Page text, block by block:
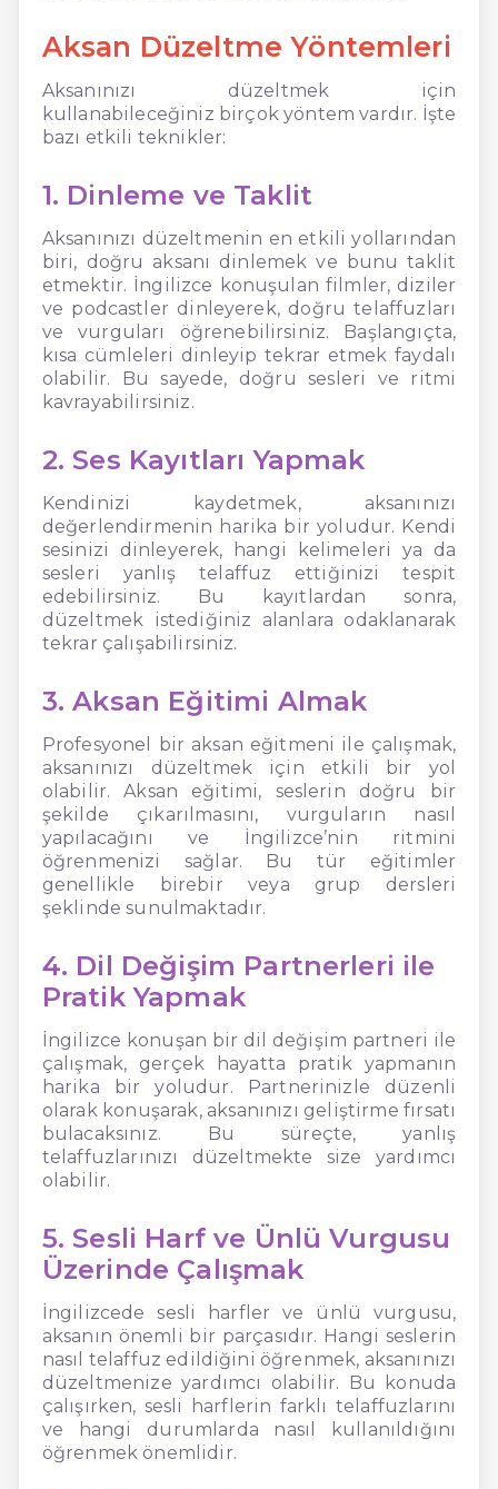
Aksan Düzeltme Yöntemleri
Aksanınızı düzeltmek için
kullanabileceğiniz birçok yöntem vardır. İşte
bazı etkili teknikler:
1. Dinleme ve Taklit
Aksanınızı düzeltmenin en etkili yollarından
biri, doğru aksanı dinlemek ve bunu taklit
etmektir. İngilizce konuşulan filmler, diziler
ve podcastler dinleyerek, doğru telaffuzları
ve vurguları öğrenebilirsiniz. Başlangıçta,
kısa cümleleri dinleyip tekrar etmek faydalı
olabilir. Bu sayede, doğru sesleri ve ritmi
kavrayabilirsiniz.
2. Ses Kayıtları Yapmak
Kendinizi kaydetmek, aksanınızı
değerlendirmenin harika bir yoludur. Kendi
sesinizi dinleyerek, hangi kelimeleri ya da
sesleri yanlış telaffuz ettiğinizi tespit
edebilirsiniz. Bu kayıtlardan sonra,
düzeltmek istediğiniz alanlara odaklanarak
tekrar çalışabilirsiniz.
3. Aksan Eğitimi Almak
Profesyonel bir aksan eğitmeni ile çalışmak,
aksanınızı düzeltmek için etkili bir yol
olabilir. Aksan eğitimi, seslerin doğru bir
şekilde çıkarılmasını, vurguların nasıl
yapılacağını ve İngilizce’nin ritmini
öğrenmenizi sağlar. Bu tür eğitimler
genellikle birebir veya grup dersleri
şeklinde sunulmaktadır.
4. Dil Değişim Partnerleri ile
Pratik Yapmak
İngilizce konuşan bir dil değişim partneri ile
çalışmak, gerçek hayatta pratik yapmanın
harika bir yoludur. Partnerinizle düzenli
olarak konuşarak, aksanınızı geliştirme fırsatı
bulacaksınız. Bu süreçte, yanlış
telaffuzlarınızı düzeltmekte size yardımcı
olabilir.
5. Sesli Harf ve Ünlü Vurgusu
Üzerinde Çalışmak
İngilizcede sesli harfler ve ünlü vurgusu,
aksanın önemli bir parçasıdır. Hangi seslerin
nasıl telaffuz edildiğini öğrenmek, aksanınızı
düzeltmenize yardımcı olabilir. Bu konuda
çalışırken, sesli harflerin farklı telaffuzlarını
ve hangi durumlarda nasıl kullanıldığını
öğrenmek önemlidir.